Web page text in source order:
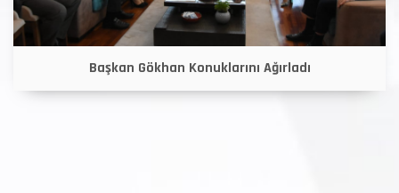
Başkan Gökhan Konuklarını Ağırladı